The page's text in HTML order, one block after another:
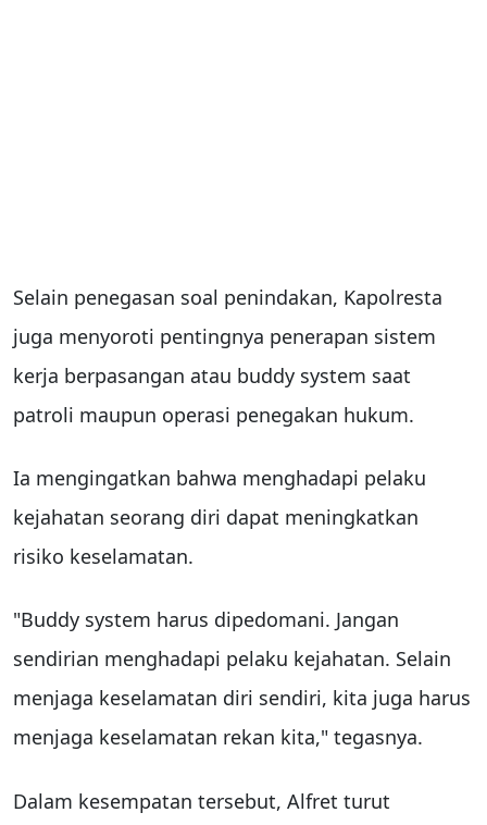
Selain penegasan soal penindakan, Kapolresta
juga menyoroti pentingnya penerapan sistem
kerja berpasangan atau buddy system saat
patroli maupun operasi penegakan hukum.
Ia mengingatkan bahwa menghadapi pelaku
kejahatan seorang diri dapat meningkatkan
risiko keselamatan.
"Buddy system harus dipedomani. Jangan
sendirian menghadapi pelaku kejahatan. Selain
menjaga keselamatan diri sendiri, kita juga harus
menjaga keselamatan rekan kita," tegasnya.
Dalam kesempatan tersebut, Alfret turut